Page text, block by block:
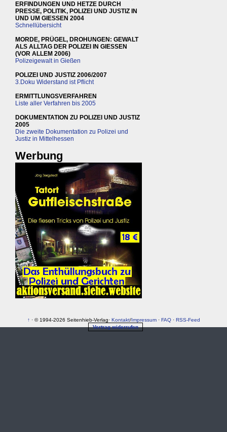
ERFINDUNGEN UND HETZE DURCH
PRESSE, POLITIK, POLIZEI UND JUSTIZ IN
UND UM GIESSEN 2004
Schnellübersicht
MORDE, PRÜGEL, DROHUNGEN: GEWALT
ALS ALLTAG DER POLIZEI IN GIESSEN
(VOR ALLEM 2006)
Polizeigewalt in Gießen
POLIZEI UND JUSTIZ 2006/2007
3.Doku Widerstand ist Pflicht
ERMITTLUNGSVERFAHREN
Liste aller Verfahren bis 2005
DOKUMENTATION ZU POLIZEI UND JUSTIZ
2005
Die zweite Dokumentation zu Polizei und
Justiz in Mittelhessen
Werbung
↑ · © 1994-2026 Seitenhieb-Verlag· Kontakt/Impressum· FAQ· RSS-Feed
Vertrag widerrufen